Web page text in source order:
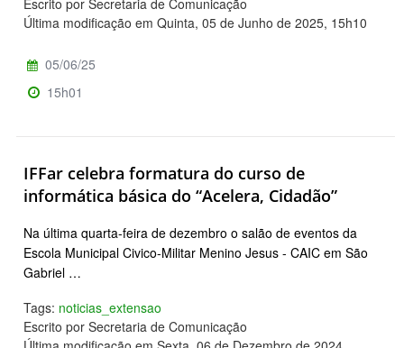
Escrito por Secretaria de Comunicação
Última modificação em Quinta, 05 de Junho de 2025, 15h10
05/06/25
15h01
IFFar celebra formatura do curso de
informática básica do “Acelera, Cidadão”
Na última quarta-feira de dezembro o salão de eventos da
Escola Municipal Civico-Militar Menino Jesus - CAIC em São
Gabriel …
Tags: noticias_extensao
Escrito por Secretaria de Comunicação